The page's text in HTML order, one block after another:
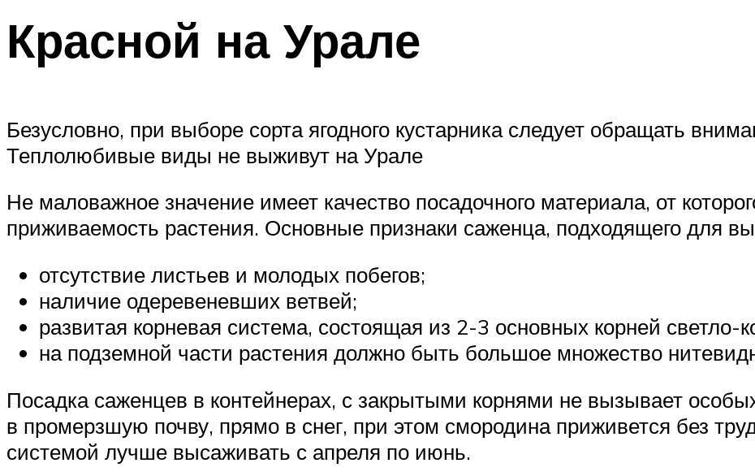
Красной на Урале
Безусловно, при выборе сорта ягодного кустарника следует обращать
Теплолюбивые виды не выживут на Урале
Не маловажное значение имеет качество посадочного материала, от
приживаемость растения. Основные признаки саженца, подходящего для
отсутствие листьев и молодых побегов;
наличие одеревеневших ветвей;
развитая корневая система, состоящая из 2-3 основных корней светло-
на подземной части растения должно быть большое множество
Посадка саженцев в контейнерах, с закрытыми корнями не вызывает
в промерзшую почву, прямо в снег, при этом смородина приживется без
системой лучше высаживать с апреля по июнь.